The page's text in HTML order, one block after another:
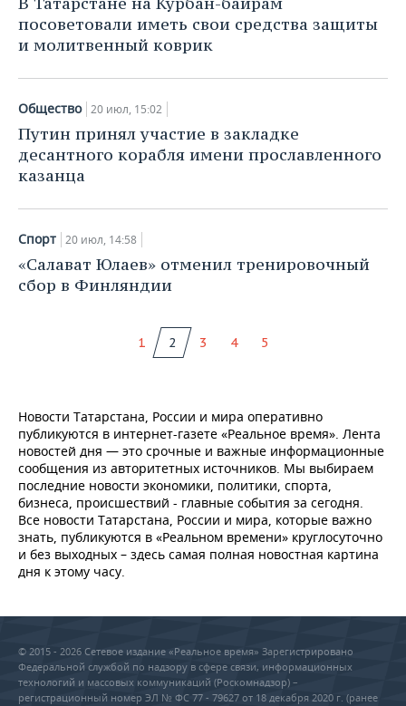
посоветовали иметь свои средства защиты
и молитвенный коврик
Общество 20 июл, 15:02
Путин принял участие в закладке
десантного корабля имени прославленного
казанца
Спорт 20 июл, 14:58
«Салават Юлаев» отменил тренировочный
сбор в Финляндии
1 2 3 4 5
Новости Татарстана, России и мира оперативно
публикуются в интернет-газете «Реальное время». Лента
новостей дня — это срочные и важные информационные
сообщения из авторитетных источников. Мы выбираем
последние новости экономики, политики, спорта,
бизнеса, происшествий - главные события за сегодня.
Все новости Татарстана, России и мира, которые важно
знать, публикуются в «Реальном времени» круглосуточно
и без выходных – здесь самая полная новостная картина
дня к этому часу.
© 2015 - 2026 Сетевое издание «Реальное время» Зарегистрировано
Федеральной службой по надзору в сфере связи, информационных
технологий и массовых коммуникаций (Роскомнадзор) –
регистрационный номер ЭЛ № ФС 77 - 79627 от 18 декабря 2020 г. (ранее